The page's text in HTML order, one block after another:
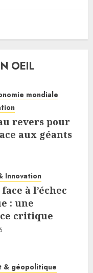
OEIL
mondiale
revers pour
aux géants
Innovation
à l’échec
: une
critique
& géopolitique